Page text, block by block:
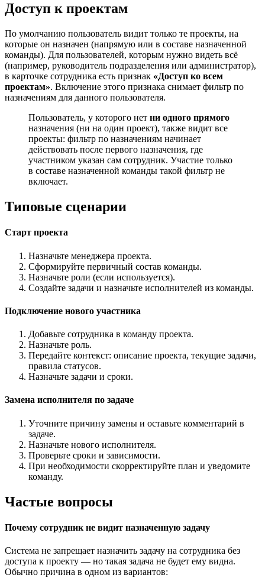
Доступ к проектам
По умолчанию пользователь видит только те проекты, на
которые он назначен (напрямую или в составе назначенной
команды). Для пользователей, которым нужно видеть всё
(например, руководитель подразделения или администратор),
в карточке сотрудника есть признак «Доступ ко всем
проектам». Включение этого признака снимает фильтр по
назначениям для данного пользователя.
Пользователь, у которого нет ни одного прямого
назначения (ни на один проект), также видит все
проекты: фильтр по назначениям начинает
действовать после первого назначения, где
участником указан сам сотрудник. Участие только
в составе назначенной команды такой фильтр не
включает.
Типовые сценарии
Старт проекта
Назначьте менеджера проекта.
Сформируйте первичный состав команды.
Назначьте роли (если используется).
Создайте задачи и назначьте исполнителей из команды.
Подключение нового участника
Добавьте сотрудника в команду проекта.
Назначьте роль.
Передайте контекст: описание проекта, текущие задачи,
правила статусов.
Назначьте задачи и сроки.
Замена исполнителя по задаче
Уточните причину замены и оставьте комментарий в
задаче.
Назначьте нового исполнителя.
Проверьте сроки и зависимости.
При необходимости скорректируйте план и уведомите
команду.
Частые вопросы
Почему сотрудник не видит назначенную задачу
Система не запрещает назначить задачу на сотрудника без
доступа к проекту — но такая задача не будет ему видна.
Обычно причина в одном из вариантов: